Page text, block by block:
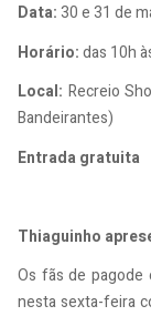
Data:30 e 31 de
Horário:das 10h
Local: Recreio
Bandeirantes)
Entrada gratuita
Thiaguinho
Os fãs de pagode
nesta sexta-feira